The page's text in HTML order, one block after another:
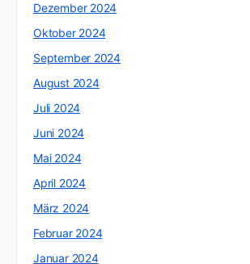
Dezember 2024
Oktober 2024
September 2024
August 2024
Juli 2024
Juni 2024
Mai 2024
April 2024
März 2024
Februar 2024
Januar 2024